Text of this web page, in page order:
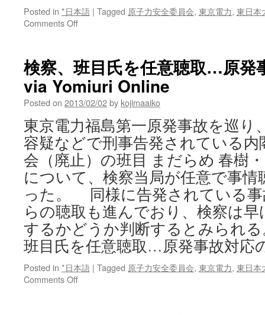
Posted in *日本語 | Tagged 原子力安全委員会, 東京電力, 東日本
Comments Offon
氏
が
認
め
た
故
対
応
の
失
敗
原
子
力
安
委
検察、班目氏を任意聴取…原発
via Yomiuri Online
Posted on 2013/02/02by kojimaaiko
東京電力福島第一原発事故を巡り
容疑などで刑事告発されている内
会（廃止）の班目 まだらめ 春樹
について、検察当局が任意で事
った。 同様に告発されている事
らの聴取も進んでおり、検察は
するかどうか判断するとみられ
班目氏を任意聴取…原発事故対応
Posted in *日本語 | Tagged 原子力安全委員会, 東京電力, 東日本
Comments Offon